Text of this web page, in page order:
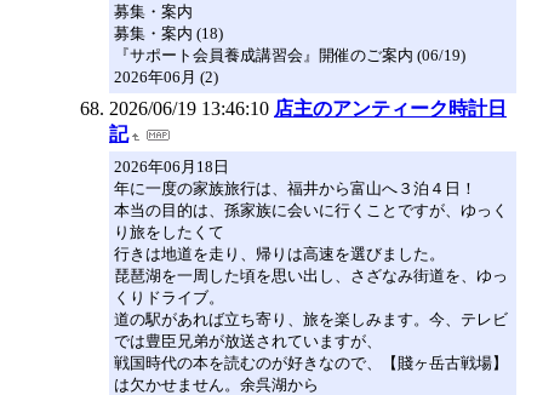
募集・案内
募集・案内 (18)
『サポート会員養成講習会』開催のご案内 (06/19)
2026年06月 (2)
2026/06/19 13:46:10 店主のアンティーク時計日
記
2026年06月18日
年に一度の家族旅行は、福井から富山へ３泊４日！
本当の目的は、孫家族に会いに行くことですが、ゆっく
り旅をしたくて
行きは地道を走り、帰りは高速を選びました。
琵琶湖を一周した頃を思い出し、さざなみ街道を、ゆっ
くりドライブ。
道の駅があれば立ち寄り、旅を楽しみます。今、テレビ
では豊臣兄弟が放送されていますが、
戦国時代の本を読むのが好きなので、【賤ヶ岳古戦場】
は欠かせません。余呉湖から